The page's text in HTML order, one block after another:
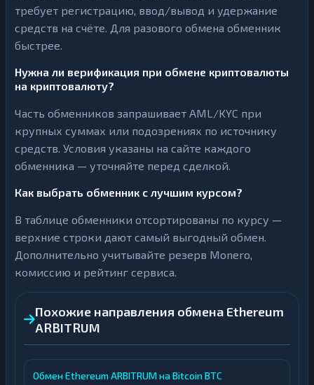
требует регистрацию, ввод/вывод и удержание
средств на счёте. Для разового обмена обменник
быстрее.
Нужна ли верификация при обмене криптовалюты
на криптовалюту?
Часть обменников запрашивает AML/KYC при
крупных суммах или подозрениях по источнику
средств. Условия указаны на сайте каждого
обменника — уточняйте перед сделкой.
Как выбрать обменник с лучшим курсом?
В таблице обменники отсортированы по курсу —
верхние строки дают самый выгодный обмен.
Дополнительно учитывайте резерв Monero,
комиссию и рейтинг сервиса.
Похожие направления обмена Ethereum
ARBITRUM
Обмен Ethereum ARBITRUM на Bitcoin BTC